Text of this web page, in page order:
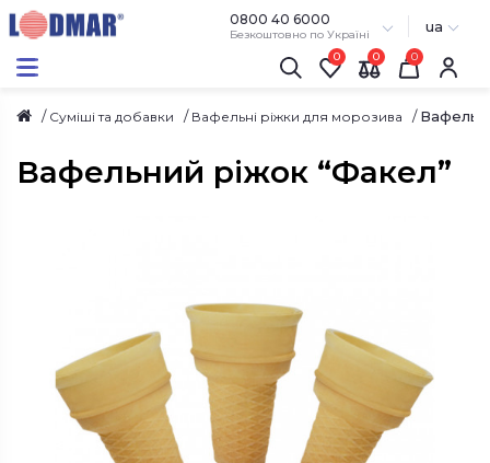
0800 40 6000
Безкоштовно по Україні ua
0 0
Суміші та добавки Вафельні ріжки для морозива
Вафельний ріжок “Факел”